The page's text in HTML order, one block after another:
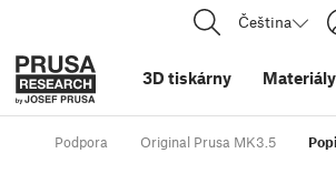
Čeština
3D tiskárny Materiály
Podpora Original Prusa MK3.5